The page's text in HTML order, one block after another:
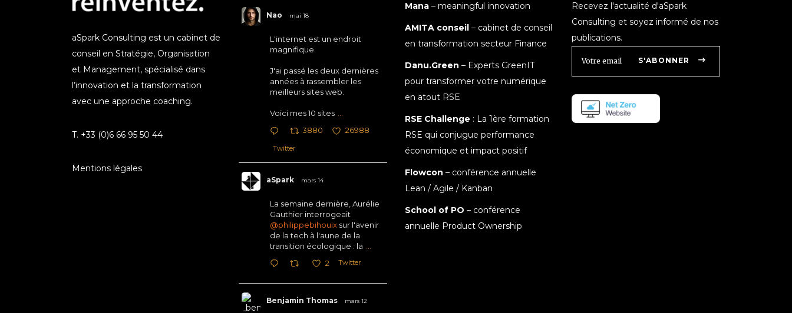
aSpark Consulting est un cabinet de
conseil en Stratégie, Organisation
et Management, spécialisé dans
l’innovation et la transformation
avec une approche coaching.
T. +33 (0)6 66 95 50 44
Mentions légales
Nao mai 18
L'internet est un endroit
magnifique.
J'ai passé les deux dernières
années à rassembler les
meilleurs sites web.
Voici mes 10 sites
3880 26988
Twitter
aSpark mars 14
La semaine dernière, Aurélie
Gauthier interrogeait
@philippebihouixsur l'avenir
de la tech à l'aune de la
transition écologique : la
2 Twitter
Benjamin Thomas mars 12
Mana – meaningful innovation
AMITA conseil – cabinet de conseil
en transformation secteur Finance
Danu.Green – Experts GreenIT
pour transformer votre numérique
en atout RSE
RSE Challenge : La 1ère formation
RSE qui conjugue performance
économique et impact positif
Flowcon – conférence annuelle
Lean / Agile / Kanban
School of PO – conférence
annuelle Product Ownership
Recevez l'actualité d'aSpark
Consulting et soyez informé de nos
publications.
S'ABONNER